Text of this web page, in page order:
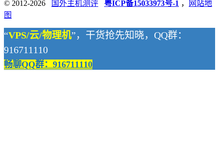
© 2012-2026 国外主机测评 粤ICP备15033973号-1 ，
网站地
图
“VPS/云/物理机”，干货抢先知晓，QQ群：
916711110
畅聊QQ群：916711110